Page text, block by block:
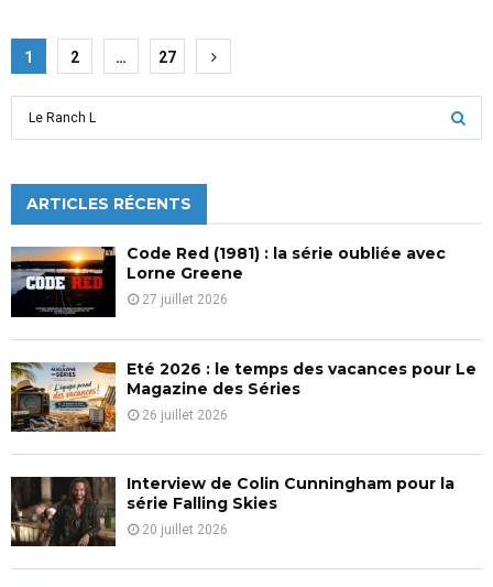
Pagination
des
publications
1 2 … 27
h
f
o
r
:
C
ARTICLES RÉCENTS
Code Red (1981) : la série oubliée avec
Lorne Greene
27 juillet 2026
Eté 2026 : le temps des vacances pour Le
Magazine des Séries
26 juillet 2026
Interview de Colin Cunningham pour la
série Falling Skies
20 juillet 2026